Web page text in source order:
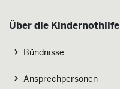
Über die Kindernothilfe
Bündnisse
Ansprechpersonen